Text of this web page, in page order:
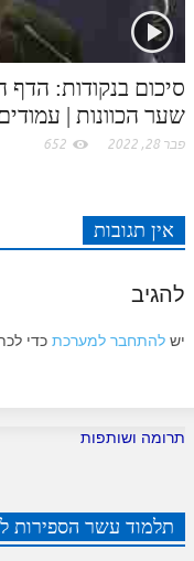
סיכום בנקודות:
שער הכוונות |
פבר 28, 2022 652
אין תגובות
להגיב
יש להתחבר למערכת כדי
תרומה ושותפות
תלמוד עשר הספירות